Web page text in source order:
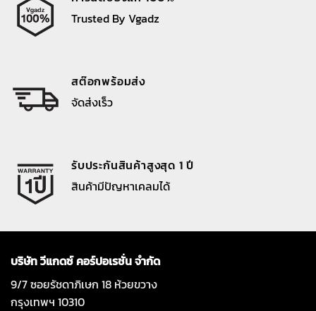
Trusted By Vgadz
สต๊อกพร้อมส่ง
จัดส่งเร็ว
รับประกันสินค้าสูงสุด 1 ปี
สินค้ามีปัญหาเคลมได้
บริษัท วีแกดซ์ คอร์ปอเรชั่น จำกัด
9/7 ซอยรัชดาภิเษก 18 ห้วยขวาง
กรุงเทพฯ 10310